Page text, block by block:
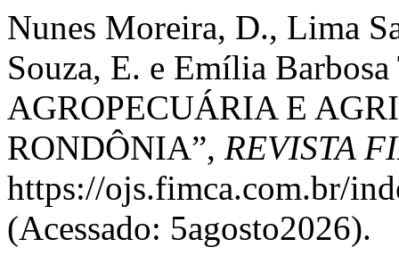
Nunes Moreira, D., Lima
Souza, E. e Emília
AGROPECUÁRIA E
RONDÔNIA”, REVISTA
https://ojs.fimca.com.br/
(Acessado: 5agosto2026).